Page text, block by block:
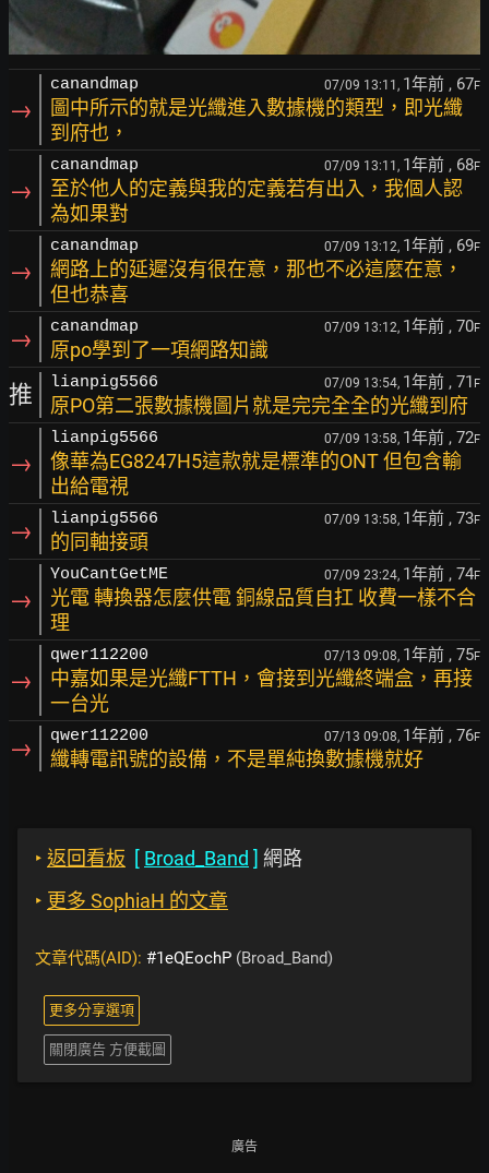
→
canandmap 07/09 13:11, 1年前 , 67F
圖中所示的就是光纖進入數據機的類型，即光纖
到府也，
→
canandmap 07/09 13:11, 1年前 , 68F
至於他人的定義與我的定義若有出入，我個人認
為如果對
→
canandmap 07/09 13:12, 1年前 , 69F
網路上的延遲沒有很在意，那也不必這麼在意，
但也恭喜
→ canandmap 07/09 13:12, 1年前 , 70F
原po學到了一項網路知識
推 lianpig5566 07/09 13:54, 1年前 , 71 F
原PO第二張數據機圖片就是完完全全的光纖到府
→
lianpig5566 07/09 13:58, 1年前 , 72F
像華為EG8247H5這款就是標準的ONT 但包含輸
出給電視
→ lianpig5566 07/09 13:58, 1年前 , 73F
的同軸接頭
→
YouCantGetME 07/09 23:24, 1年前 , 74F
光電 轉換器怎麼供電 銅線品質自扛 收費一樣不合
理
→
qwer112200 07/13 09:08, 1年前 , 75F
中嘉如果是光纖FTTH，會接到光纖終端盒，再接
一台光
→ qwer112200 07/13 09:08, 1年前 , 76F
纖轉電訊號的設備，不是單純換數據機就好
‣ 返回看板 [ Broad_Band ] 網路
‣ 更多 SophiaH 的文章
文章代碼(AID): #1eQEochP (Broad_Band)
更多分享選項
關閉廣告 方便截圖
廣告